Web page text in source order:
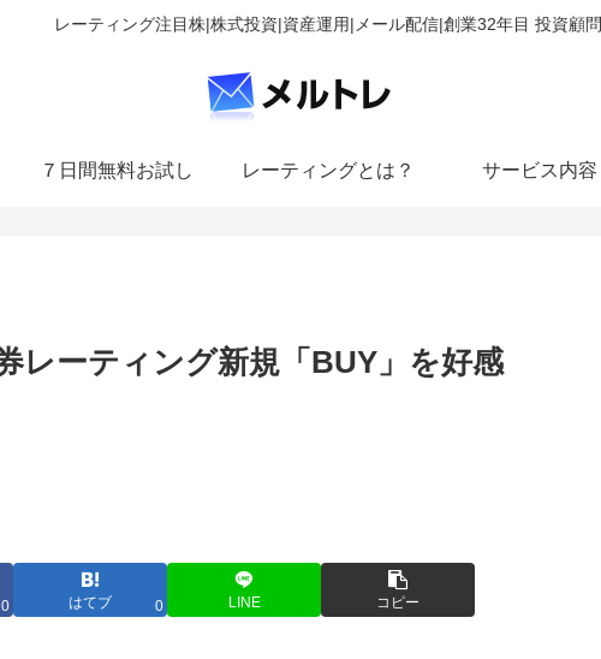
レーティング注目株|株式投資|資産運用|メール配信|創業32年目 投資顧問
７日間無料お試し レーティングとは？ サービス内容
レーティング新規「BUY」を好感
0 はてブ 0 LINE コピー